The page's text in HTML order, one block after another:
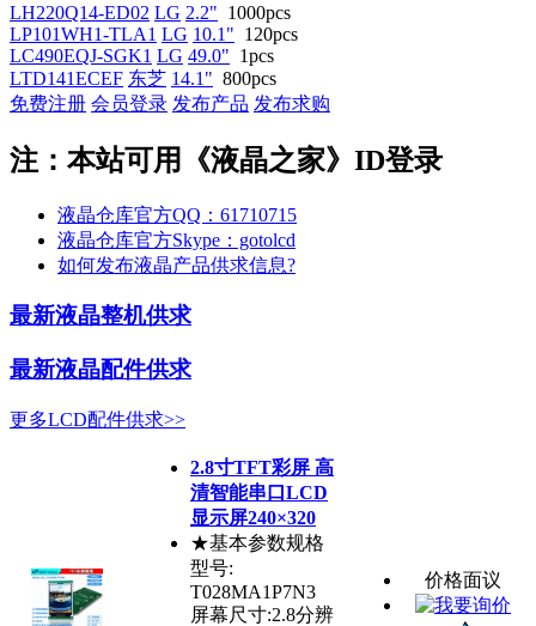
LH220Q14-ED02 LG 2.2" 1000pcs
LP101WH1-TLA1 LG 10.1" 120pcs
LC490EQJ-SGK1 LG 49.0" 1pcs
LTD141ECEF 东芝 14.1" 800pcs
免费注册 会员登录 发布产品 发布求购
注：本站可用《液晶之家》ID登录
液晶仓库官方QQ：61710715
液晶仓库官方Skype：gotolcd
如何发布液晶产品供求信息?
最新液晶整机供求
最新液晶配件供求
更多LCD配件供求>>
2.8寸TFT彩屏 高
清智能串口LCD
显示屏240×320
★基本参数规格
型号:
T028MA1P7N3
屏幕尺寸:2.8分辨
价格面议